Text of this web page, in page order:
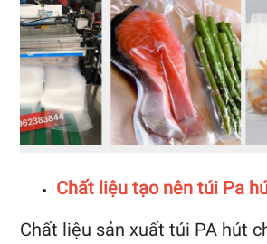
Chất liệu tạo nên túi Pa
Chất liệu sản xuất túi PA hút